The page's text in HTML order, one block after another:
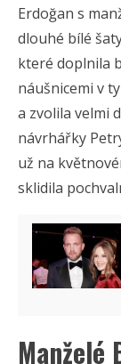
Erdoğan s
dlouhé bílé
které doplnila
náušnicemi v
a zvolila velmi
návrhářky
už na
sklidila
Manželé